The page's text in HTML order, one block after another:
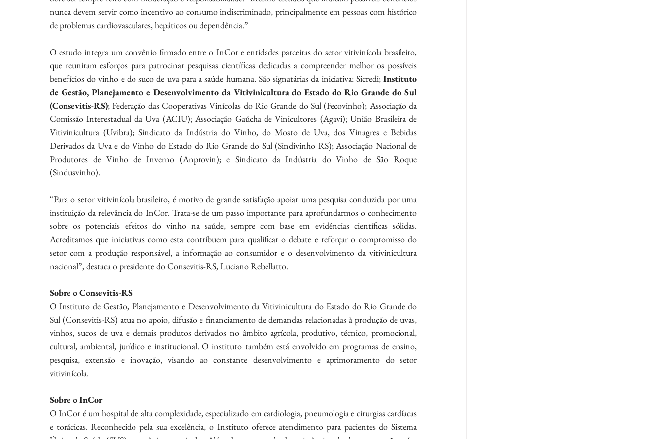
nunca devem servir como incentivo ao consumo indiscriminado, principalmente em pessoas com histórico
de problemas cardiovasculares, hepáticos ou dependência.”
O estudo integra um convênio firmado entre o InCor e entidades parceiras do setor vitivinícola brasileiro,
que reuniram esforços para patrocinar pesquisas científicas dedicadas a compreender melhor os possíveis
benefícios do vinho e do suco de uva para a saúde humana. São signatárias da iniciativa: Sicredi; Instituto
de Gestão, Planejamento e Desenvolvimento da Vitivinicultura do Estado do Rio Grande do Sul
(Consevitis-RS); Federação das Cooperativas Vinícolas do Rio Grande do Sul (Fecovinho); Associação da
Comissão Interestadual da Uva (ACIU); Associação Gaúcha de Vinicultores (Agavi); União Brasileira de
Vitivinicultura (Uvibra); Sindicato da Indústria do Vinho, do Mosto de Uva, dos Vinagres e Bebidas
Derivados da Uva e do Vinho do Estado do Rio Grande do Sul (Sindivinho RS); Associação Nacional de
Produtores de Vinho de Inverno (Anprovin); e Sindicato da Indústria do Vinho de São Roque
(Sindusvinho).
“Para o setor vitivinícola brasileiro, é motivo de grande satisfação apoiar uma pesquisa conduzida por uma
instituição da relevância do InCor. Trata-se de um passo importante para aprofundarmos o conhecimento
sobre os potenciais efeitos do vinho na saúde, sempre com base em evidências científicas sólidas.
Acreditamos que iniciativas como esta contribuem para qualificar o debate e reforçar o compromisso do
setor com a produção responsável, a informação ao consumidor e o desenvolvimento da vitivinicultura
nacional”, destaca o presidente do Consevitis-RS, Luciano Rebellatto.
Sobre o Consevitis-RS
O Instituto de Gestão, Planejamento e Desenvolvimento da Vitivinicultura do Estado do Rio Grande do
Sul (Consevitis-RS) atua no apoio, difusão e financiamento de demandas relacionadas à produção de uvas,
vinhos, sucos de uva e demais produtos derivados no âmbito agrícola, produtivo, técnico, promocional,
cultural, ambiental, jurídico e institucional. O instituto também está envolvido em programas de ensino,
pesquisa, extensão e inovação, visando ao constante desenvolvimento e aprimoramento do setor
vitivinícola.
Sobre o InCor
O InCor é um hospital de alta complexidade, especializado em cardiologia, pneumologia e cirurgias cardíacas
e torácicas. Reconhecido pela sua excelência, o Instituto oferece atendimento para pacientes do Sistema